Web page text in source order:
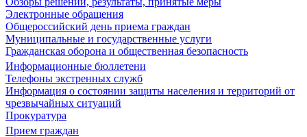
Электронные обращения
Общероссийский день приема граждан
Муниципальные и государственные услуги
Гражданская оборона и общественная безопасность
Информационные бюллетени
Телефоны экстренных служб
Информация о состоянии защиты населения и территорий от
чрезвычайных ситуаций
Прокуратура
Прием граждан